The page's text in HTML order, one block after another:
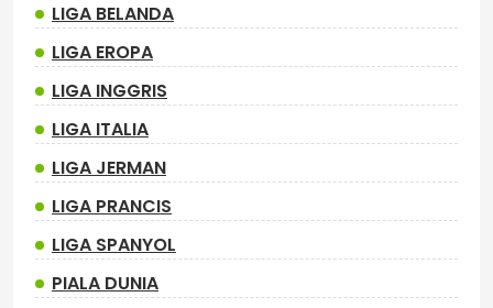
LIGA BELANDA
LIGA EROPA
LIGA INGGRIS
LIGA ITALIA
LIGA JERMAN
LIGA PRANCIS
LIGA SPANYOL
PIALA DUNIA